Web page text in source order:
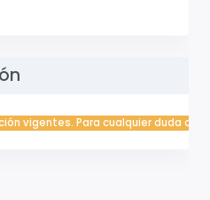
vigentes. Para cualquier duda